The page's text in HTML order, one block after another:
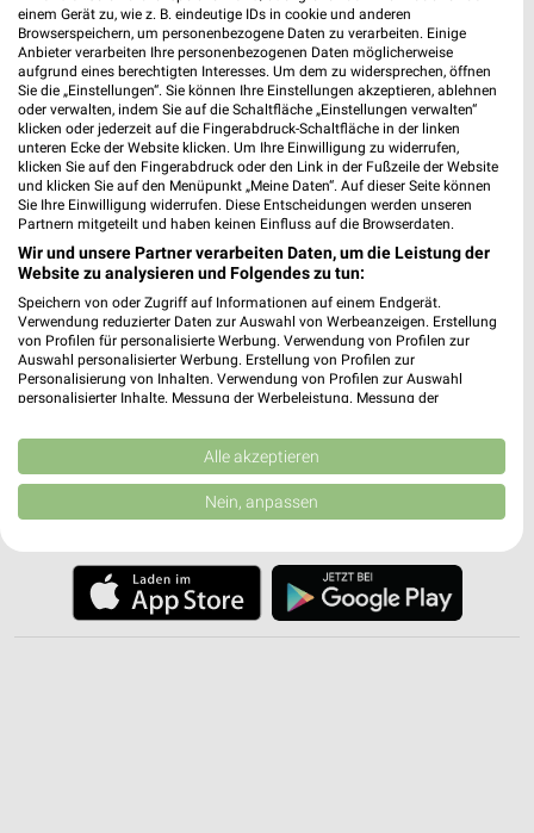
MEHR PROSPEKTE
weekli - Prospekte & Angebote App
Alle REWE Angebote immer griffbereit – mit der kostenlosen
weekli App für iOS & Android.
✔Standortgenaue Angebote
✔Folge deinem Lieblingshändler
✔Push-Benachrichtigungen bei neuen Prospekten
Einkaufsliste - Einkauf stressfrei planen
JETZT LADEN UND SPAREN!
einem Gerät zu, wie z. B. eindeutige IDs in cookie und anderen
Browserspeichern, um personenbezogene Daten zu verarbeiten. Einige
Anbieter verarbeiten Ihre personenbezogenen Daten möglicherweise
aufgrund eines berechtigten Interesses. Um dem zu widersprechen, öffnen
Sie die „Einstellungen“. Sie können Ihre Einstellungen akzeptieren, ablehnen
oder verwalten, indem Sie auf die Schaltfläche „Einstellungen verwalten“
klicken oder jederzeit auf die Fingerabdruck-Schaltfläche in der linken
unteren Ecke der Website klicken. Um Ihre Einwilligung zu widerrufen,
klicken Sie auf den Fingerabdruck oder den Link in der Fußzeile der Website
und klicken Sie auf den Menüpunkt „Meine Daten“. Auf dieser Seite können
Sie Ihre Einwilligung widerrufen. Diese Entscheidungen werden unseren
Partnern mitgeteilt und haben keinen Einfluss auf die Browserdaten.
Wir und unsere Partner verarbeiten Daten, um die Leistung der
Website zu analysieren und Folgendes zu tun:
Speichern von oder Zugriff auf Informationen auf einem Endgerät.
Verwendung reduzierter Daten zur Auswahl von Werbeanzeigen. Erstellung
von Profilen für personalisierte Werbung. Verwendung von Profilen zur
Auswahl personalisierter Werbung. Erstellung von Profilen zur
Personalisierung von Inhalten. Verwendung von Profilen zur Auswahl
personalisierter Inhalte. Messung der Werbeleistung. Messung der
Kombinationen von Daten aus verschiedenen Quellen. Entwicklung und
Verbesserung der Angebote. Verwendung reduzierter Daten zur Auswahl
von Inhalten.
Daten können außerhalb der Europäischen Union weitergegeben und in die
Website/App.
Partnerliste anzeigen (1 IAB-Anbieter)
Wir nutzen Ihre Daten für folgende Zwecke:
Alle akzeptieren
Nein, anpassen